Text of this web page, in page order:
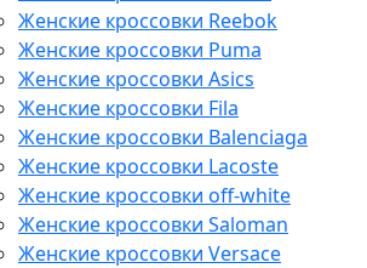
Женские кроссовки Reebok
Женские кроссовки Puma
Женские кроссовки Asics
Женские кроссовки Fila
Женские кроссовки Balenciaga
Женские кроссовки Lacoste
Женские кроссовки off-white
Женские кроссовки Saloman
Женские кроссовки Versace